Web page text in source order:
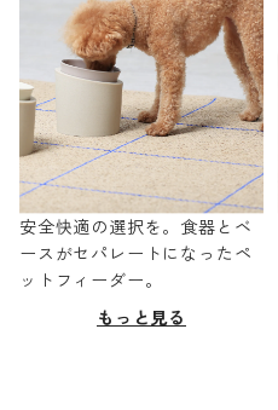
安全快適の選択を。食器とベ
ースがセパレートになったペ
ットフィーダー。
もっと見る